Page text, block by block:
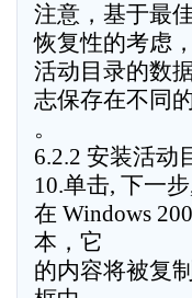
注意，基于最
恢复性的考虑
活动目录的数
志保存在不同
。
6.2.2 安装活动
10.单击, 下一
在 Windows
本，它
的内容将被复